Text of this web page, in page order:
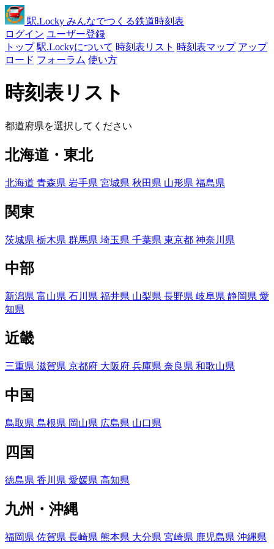
駅.Locky みんなでつくる鉄道時刻表
ログイン ユーザー登録
トップ 駅.Lockyについて 時刻表リスト 時刻表マップ アップ
ロード フォーラム 使い方
時刻表リスト
都道府県を選択してください
北海道・東北
北海道 青森県 岩手県 宮城県 秋田県 山形県 福島県
関東
茨城県 栃木県 群馬県 埼玉県 千葉県 東京都 神奈川県
中部
新潟県 富山県 石川県 福井県 山梨県 長野県 岐阜県 静岡県 愛
知県
近畿
三重県 滋賀県 京都府 大阪府 兵庫県 奈良県 和歌山県
中国
鳥取県 島根県 岡山県 広島県 山口県
四国
徳島県 香川県 愛媛県 高知県
九州・沖縄
福岡県 佐賀県 長崎県 熊本県 大分県 宮崎県 鹿児島県 沖縄県